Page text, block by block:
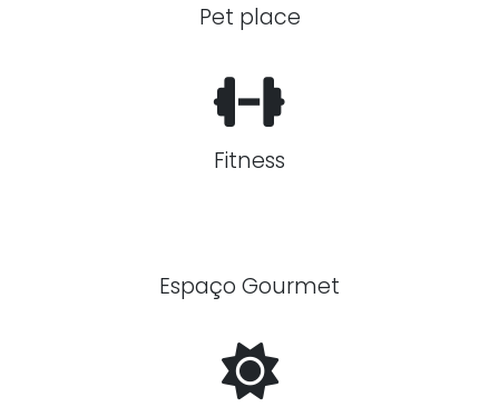
Pet place
Fitness
Espaço Gourmet